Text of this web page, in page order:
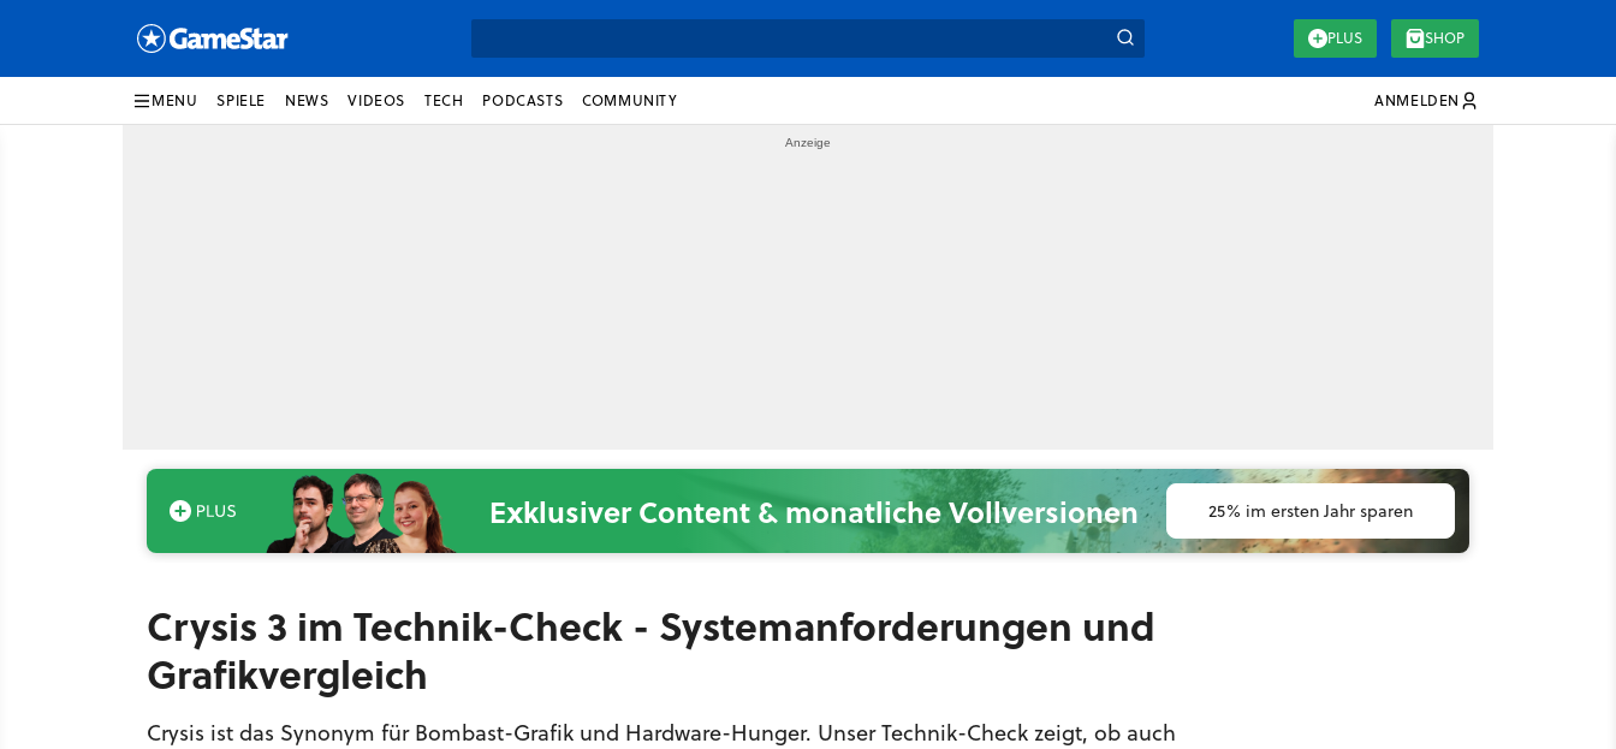
PLUS SHOP
MENU SPIELE NEWS VIDEOS TECH PODCASTS COMMUNITY ANMELDEN
Exklusiver Content & monatliche Vollversionen 25% im ersten Jahr sparen
Crysis 3 im Technik-Check - Systemanforderungen und
Grafikvergleich
Crysis ist das Synonym für Bombast-Grafik und Hardware-Hunger. Unser Technik-Check zeigt, ob auch